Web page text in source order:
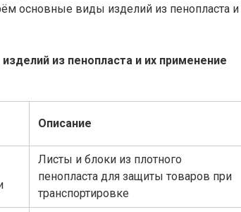
основные виды изделий из пенопласта
из пенопласта и их применение
Описание
Листы и блоки из плотного
пенопласта для защиты товаров при
транспортировке